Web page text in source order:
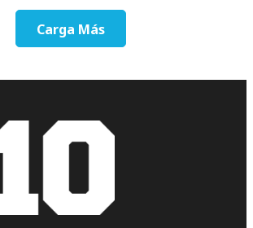
Carga Más